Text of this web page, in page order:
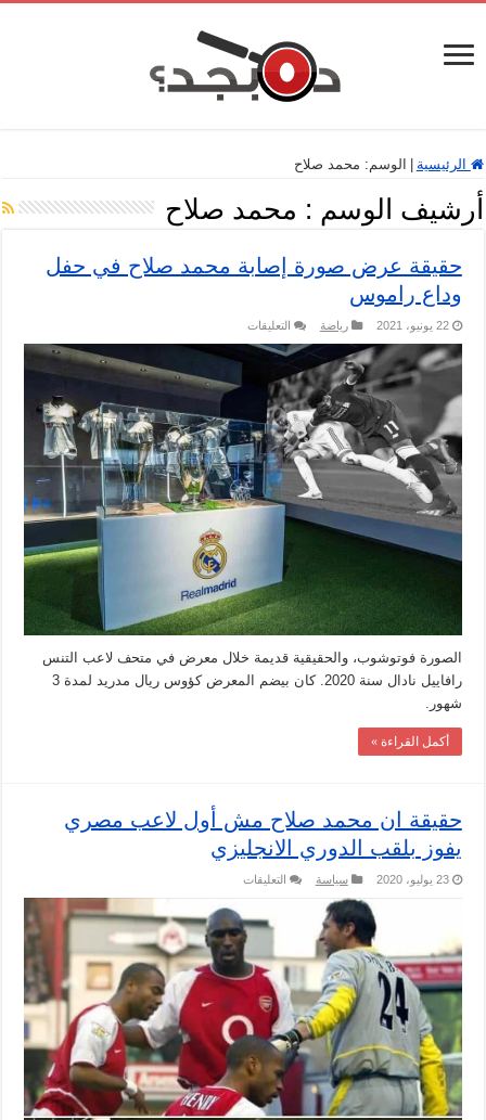
الرئيسية الوسم: محمد صلاح
أرشيف الوسم : محمد صلاح
حقيقة عرض صورة إصابة محمد صلاح في حفل
وداع راموس
22 يونيو، 2021 رياضة التعليقات
صورة
إصابة
محمد
في
حفل
وداع
راموس
مغلقة
الصورة فوتوشوب، والحقيقية قديمة خلال معرض في متحف لاعب التنس
رافاييل نادال سنة 2020. كان بيضم المعرض كؤوس ريال مدريد لمدة 3
شهور.
أكمل القراءة »
حقيقة ان محمد صلاح مش أول لاعب مصري
يفوز بلقب الدوري الانجليزي
23 يوليو، 2020 سياسة التعليقات
ان
محمد
صلاح
مش
أول
لاعب
مصري
بلقب
الدوري
الانجليزي
مغلقة